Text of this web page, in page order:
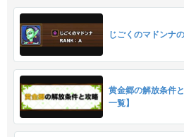
じごくのマドンナ
黄金郷の解放条件
一覧】